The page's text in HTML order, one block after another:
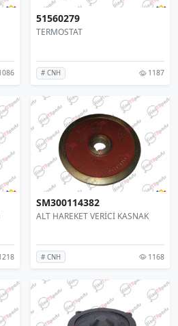
51560279
TERMOSTAT
# CNH 1187
SM300114382
ALT HAREKET VERİCİ KASNAK
# CNH 1168